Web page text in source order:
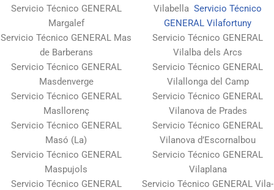
Servicio Técnico GENERAL
Margalef
Servicio Técnico GENERAL Mas
de Barberans
Servicio Técnico GENERAL
Masdenverge
Servicio Técnico GENERAL
Masllorenç
Servicio Técnico GENERAL
Masó (La)
Servicio Técnico GENERAL
Maspujols
Servicio Técnico GENERAL
VilabellaServicio Técnico
GENERAL Vilafortuny
Servicio Técnico GENERAL
Vilalba dels Arcs
Servicio Técnico GENERAL
Vilallonga del Camp
Servicio Técnico GENERAL
Vilanova de Prades
Servicio Técnico GENERAL
Vilanova d’Escornalbou
Servicio Técnico GENERAL
Vilaplana
Servicio Técnico GENERAL Vila-